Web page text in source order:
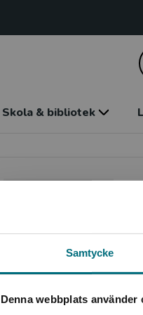
Samtycke
Denna webbplats använder
Skola & bibliotek